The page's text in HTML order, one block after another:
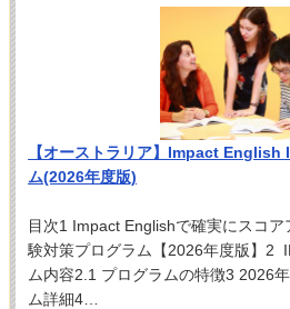
【オーストラリア】Impact English
ム(2026年度版)
目次1 Impact Englishで確実にスコ
験対策プログラム【2026年度版】2
ム内容2.1 プログラムの特徴3 2026
ム詳細4…